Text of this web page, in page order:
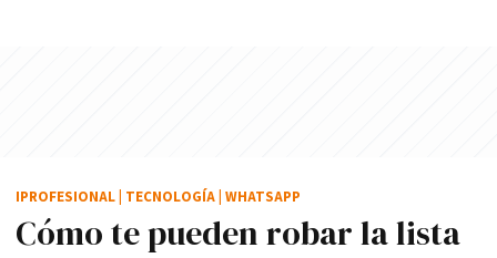
Cómo te pueden robar la lista
IPROFESIONAL TECNOLOGÍA WHATSAPP